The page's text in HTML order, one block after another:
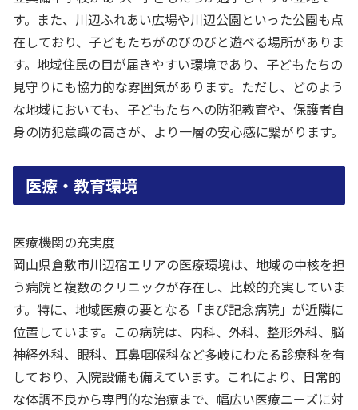
す。また、川辺ふれあい広場や川辺公園といった公園も点
在しており、子どもたちがのびのびと遊べる場所がありま
す。地域住民の目が届きやすい環境であり、子どもたちの
見守りにも協力的な雰囲気があります。ただし、どのよう
な地域においても、子どもたちへの防犯教育や、保護者自
身の防犯意識の高さが、より一層の安心感に繋がります。
医療・教育環境
医療機関の充実度
岡山県倉敷市川辺宿エリアの医療環境は、地域の中核を担
う病院と複数のクリニックが存在し、比較的充実していま
す。特に、地域医療の要となる「まび記念病院」が近隣に
位置しています。この病院は、内科、外科、整形外科、脳
神経外科、眼科、耳鼻咽喉科など多岐にわたる診療科を有
しており、入院設備も備えています。これにより、日常的
な体調不良から専門的な治療まで、幅広い医療ニーズに対